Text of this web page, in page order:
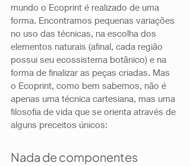
mundo o Ecoprint é realizado de uma
forma. Encontramos pequenas variações
no uso das técnicas, na escolha dos
elementos naturais (afinal, cada região
possui seu ecossistema botânico) e na
forma de finalizar as peças criadas. Mas
o Ecoprint, como bem sabemos, não é
apenas uma técnica cartesiana, mas uma
filosofia de vida que se orienta através de
alguns preceitos únicos:
Nada de componentes